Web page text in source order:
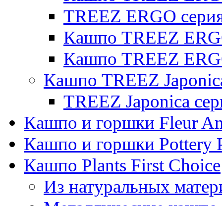
TREEZ ERGO
Кашпо TREEZ
Кашпо TREEZ
Кашпо TREEZ
TREEZ Japonica
Кашпо и горшки Fleur
Кашпо и горшки Pottery
Кашпо Plants First Choice
Из натуральных